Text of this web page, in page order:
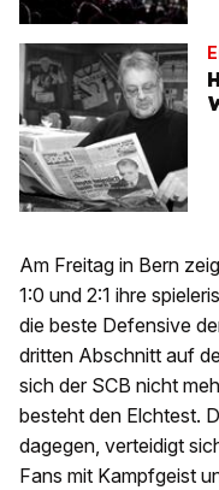
Am Freitag in Bern
1:0 und 2:1 ihre
die beste Defensive
dritten Abschnitt auf
sich der SCB nicht
besteht den Elchtest.
dagegen, verteidigt
Fans mit Kampfgeist